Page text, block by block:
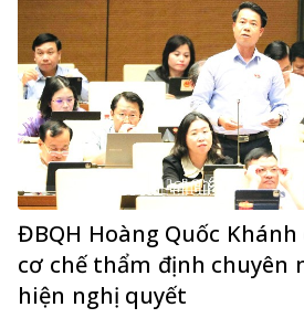
ĐBQH Hoàng Quốc
cơ chế thẩm định chuyên
hiện nghị quyết